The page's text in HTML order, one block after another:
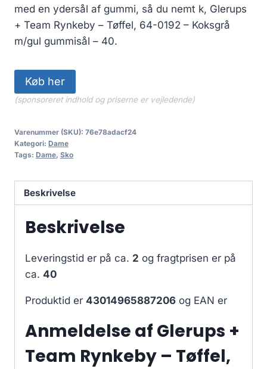
med en ydersål af gummi, så du nemt k, Glerups
+ Team Rynkeby – Tøffel, 64-0192 – Koksgrå
m/gul gummisål – 40.
Køb her
(sponsoreret indhold og priserne er vejledende)
Varenummer (SKU): 76e78adacf24
Kategori: Dame
Tags: Dame, Sko
Beskrivelse
Beskrivelse
Leveringstid er på ca. 2 og fragtprisen er på
ca. 40
Produktid er 43014965887206 og EAN er
Anmeldelse af Glerups +
Team Rynkeby – Tøffel,